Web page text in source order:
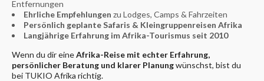
Entfernungen
Ehrliche Empfehlungen zu Lodges, Camps & Fahrzeiten
Persönlich geplante Safaris & Kleingruppenreisen Afrika
Langjährige Erfahrung im Afrika-Tourismus seit 2010
Wenn du dir eineAfrika-Reise mit echter Erfahrung,
persönlicher Beratung und klarer Planungwünschst, bist du
bei TUKIO Afrika richtig.